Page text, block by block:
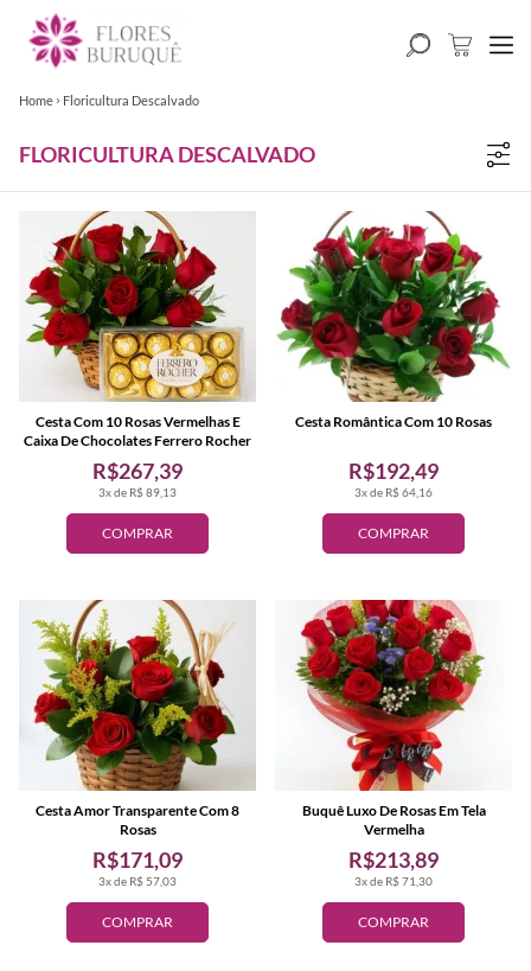
Home Floricultura Descalvado
FLORICULTURA DESCALVADO
COMPRAR
3x de R$ 89,13
R$267,39
Cesta Com 10 Rosas Vermelhas E
Caixa De Chocolates Ferrero Rocher
COMPRAR
3x de R$ 64,16
R$192,49
Cesta Romântica Com 10 Rosas
COMPRAR
3x de R$ 57,03
R$171,09
Cesta Amor Transparente Com 8
Rosas
COMPRAR
3x de R$ 71,30
R$213,89
Buquê Luxo De Rosas Em Tela
Vermelha